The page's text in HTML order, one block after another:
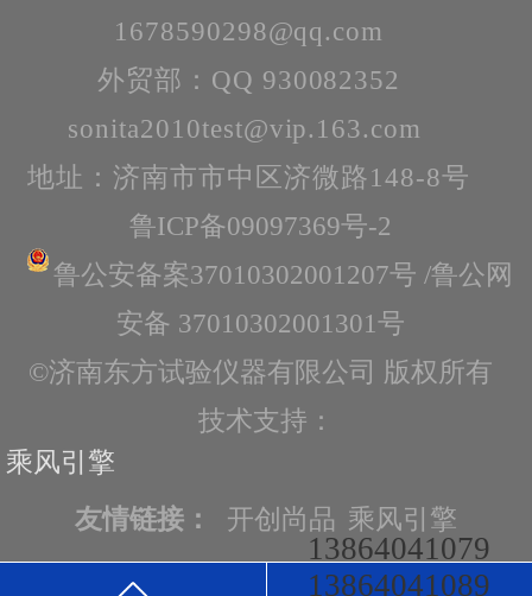
13864041079
13864041089
1678590298@qq.com
外贸部：QQ 930082352
sonita2010test@vip.163.com
地址：济南市市中区济微路148-8号
鲁ICP备09097369号-2
鲁公安备案37010302001207号 /鲁公网
安备 37010302001301号
©济南东方试验仪器有限公司 版权所有
技术支持：
乘风引擎
友情链接：
开创尚品 乘风引擎